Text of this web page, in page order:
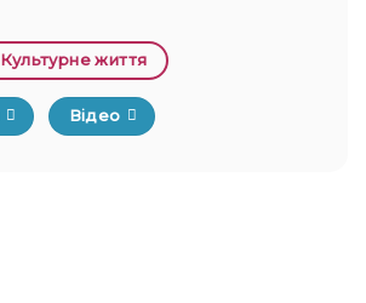
Культурне життя
Відео